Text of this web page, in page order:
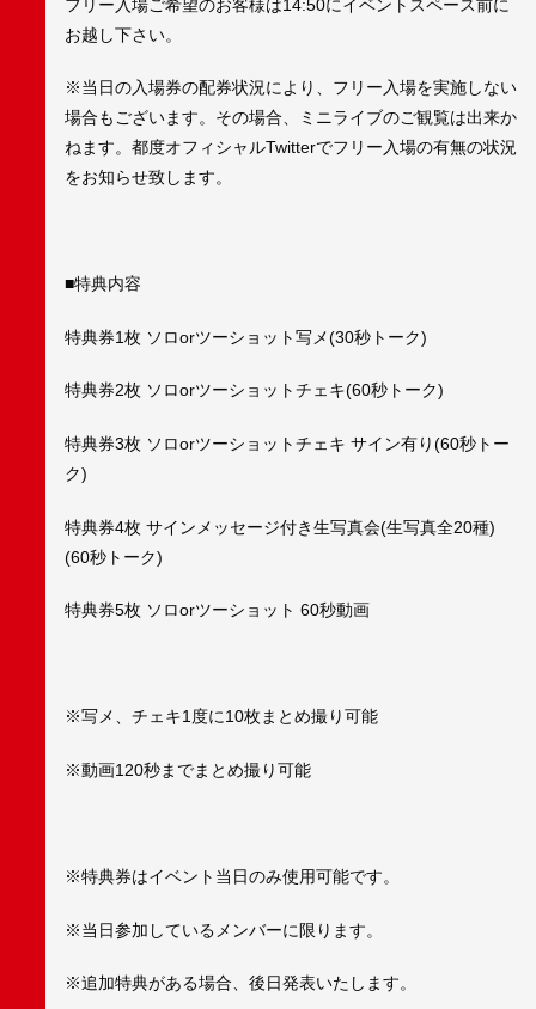
フリー入場ご希望のお客様は14:50にイベントスペース前に
お越し下さい。
※当日の入場券の配券状況により、フリー入場を実施しない
場合もございます。その場合、ミニライブのご観覧は出来か
ねます。都度オフィシャルTwitterでフリー入場の有無の状況
をお知らせ致します。
■特典内容
特典券1枚 ソロorツーショット写メ(30秒トーク)
特典券2枚 ソロorツーショットチェキ(60秒トーク)
特典券3枚 ソロorツーショットチェキ サイン有り(60秒トー
ク)
特典券4枚 サインメッセージ付き生写真会(生写真全20種)
(60秒トーク)
特典券5枚 ソロorツーショット 60秒動画
※写メ、チェキ1度に10枚まとめ撮り可能
※動画120秒までまとめ撮り可能
※特典券はイベント当日のみ使用可能です。
※当日参加しているメンバーに限ります。
※追加特典がある場合、後日発表いたします。